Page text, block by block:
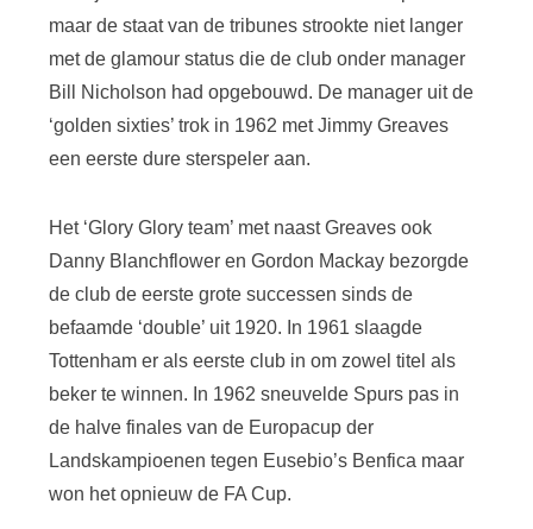
maar de staat van de tribunes strookte niet langer
met de glamour status die de club onder manager
Bill Nicholson had opgebouwd. De manager uit de
‘golden sixties’ trok in 1962 met Jimmy Greaves
een eerste dure sterspeler aan.
Het ‘Glory Glory team’ met naast Greaves ook
Danny Blanchflower en Gordon Mackay bezorgde
de club de eerste grote successen sinds de
befaamde ‘double’ uit 1920. In 1961 slaagde
Tottenham er als eerste club in om zowel titel als
beker te winnen. In 1962 sneuvelde Spurs pas in
de halve finales van de Europacup der
Landskampioenen tegen Eusebio’s Benfica maar
won het opnieuw de FA Cup.